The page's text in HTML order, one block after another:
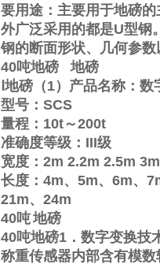
要用途：主要用于地磅
外广泛采用的都是U型钢
钢的断面形状、几何参
40吨地磅
地磅
地磅（1）产品名称：数
型号： SCS
量程： 10t～200t
准确度等级： III级
宽度： 2m 2.2m 2.5m 3m
长度： 4m、 5m、 6m、
21m、 24m
40吨地磅
40吨地磅1 ．数字变换技
称重传感器内部含有模数